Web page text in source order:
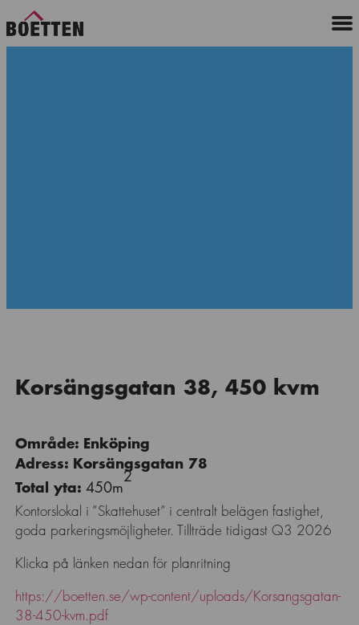
Korsängsgatan 38, 450 kvm
Område: Enköping
Adress: Korsängsgatan 78
Total yta: 450m
2
Kontorslokal i ”Skattehuset” i centralt belägen fastighet,
goda parkeringsmöjligheter. Tillträde tidigast Q3 2026
Klicka på länken nedan för planritning
https://boetten.se/wp-content/uploads/Korsangsgatan-
38-450-kvm.pdf